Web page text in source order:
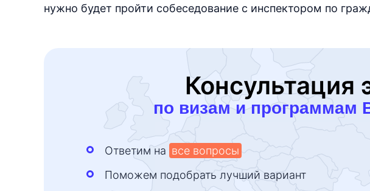
нужно будет пройти собеседование с инспектором по
Консультация
по визам и программам
Ответим на все вопросы
Поможем подобрать лучший вариант